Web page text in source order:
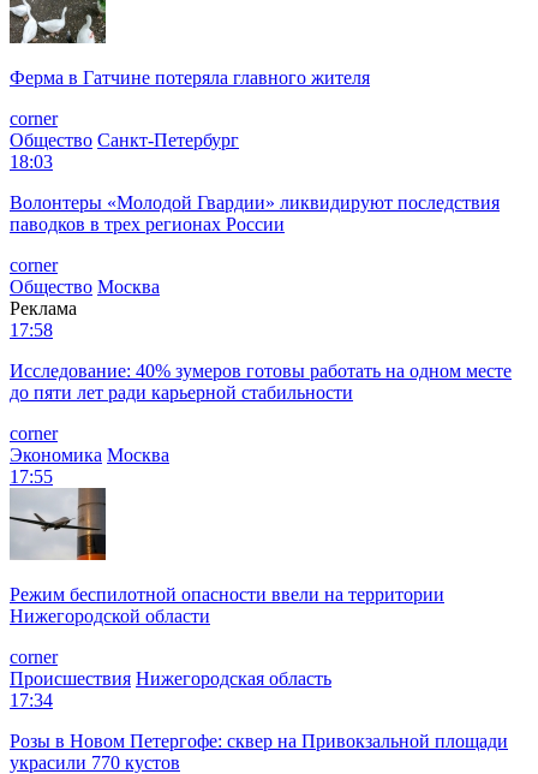
Ферма в Гатчине потеряла главного жителя
corner
Общество Санкт-Петербург
18:03
Волонтеры «Молодой Гвардии» ликвидируют последствия
паводков в трех регионах России
corner
Общество Москва
Реклама
17:58
Исследование: 40% зумеров готовы работать на одном месте
до пяти лет ради карьерной стабильности
corner
Экономика Москва
17:55
Режим беспилотной опасности ввели на территории
Нижегородской области
corner
Происшествия Нижегородская область
17:34
Розы в Новом Петергофе: сквер на Привокзальной площади
украсили 770 кустов